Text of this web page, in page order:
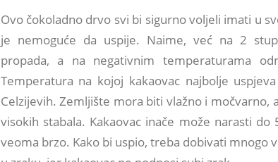
Ovo čokoladno drvo svi bi sigurno voljeli imati u
je nemoguće da uspije. Naime, već na 2
propada, a na negativnim temperaturama
Temperatura na kojoj kakaovac najbolje
Celzijevih. Zemljište mora biti vlažno i močvarno,
visokih stabala. Kakaovac inače može narasti
veoma brzo. Kako bi uspio, treba dobivati mnogo